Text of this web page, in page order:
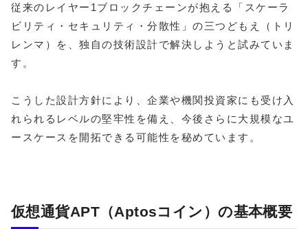
従来のレイヤー1ブロックチェーンが抱える「スケーラ
ビリティ・セキュリティ・分散性」の三つどもえ（トリ
レンマ）を、独自の技術設計で解決しようと試みていま
す。
こうした設計方針により、企業や機関投資家にも受け入
れられるレベルの堅牢性を備え、今後さらに大規模なユ
ースケースを開拓できる可能性を秘めています。
仮想通貨APT（Aptosコイン）の基本概要